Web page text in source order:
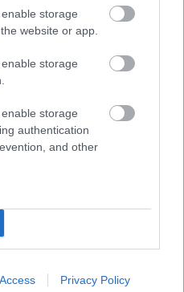
storage
website or app.
storage
storage
authentication
and other
Privacy Policy
2026-08-12 20:30
2026-08-15 18:00